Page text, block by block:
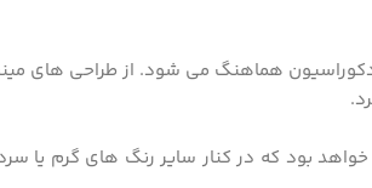
هماهنگ می ‌شود. از طراحی ‌های
بود که در کنار سایر رنگ ‌های گرم یا